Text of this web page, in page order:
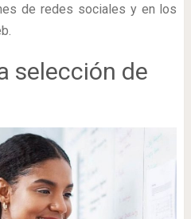
de redes sociales y en los
selección de